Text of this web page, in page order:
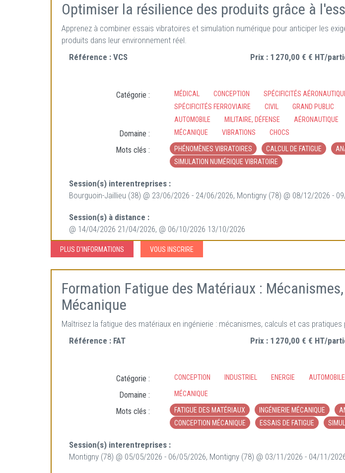
Optimiser la résilience des produits grâce à
Apprenez à combiner essais vibratoires et simulation numérique pour anticiper les
produits dans leur environnement réel.
Référence : VCS Prix : 1 270,00 € € HT/
Catégorie : MÉDICAL CONCEPTION SPÉCIFICITÉS
SPÉCIFICITÉS FERROVIAIRE
CIVIL GRAND PUBLIC
AUTOMOBILE
MILITAIRE, DÉFENSE AÉRONAUTIQUE
Domaine : MÉCANIQUE VIBRATIONS CHOCS
Mots clés : PHÉNOMÈNES VIBRATOIRES CALCUL DE FATIGUE
SIMULATION NUMÉRIQUE VIBRATOIRE
Session(s) interentreprises :
Bourguoin-Jaillieu (38) @ 23/06/2026 - 24/06/2026, Montigny (78) @ 08/12/2026 -
Session(s) à distance :
@ 14/04/2026 21/04/2026, @ 06/10/2026 13/10/2026
PLUS D'INFORMATIONS VOUS INSCRIRE
Formation Fatigue des Matériaux :
Mécanique
Maîtrisez la fatigue des matériaux en ingénierie : mécanismes, calculs et cas
Référence : FAT Prix : 1 270,00 € € HT/
Catégorie : CONCEPTION INDUSTRIEL ENERGIE AUTOMOBILE
Domaine : MÉCANIQUE
Mots clés : FATIGUE DES MATÉRIAUX INGÉNIERIE MÉCANIQUE
CONCEPTION MÉCANIQUE
ESSAIS DE FATIGUE
Session(s) interentreprises :
Montigny (78) @ 05/05/2026 - 06/05/2026, Montigny (78) @ 03/11/2026 - 04/11/